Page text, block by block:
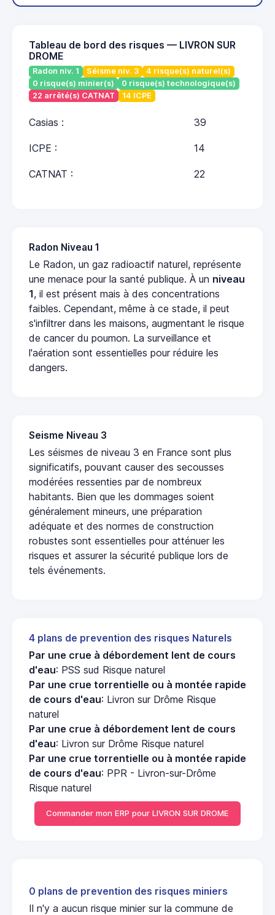
Tableau de bord des risques — LIVRON SUR
DROME
Radon niv. 1 Séisme niv. 3
4 risque(s) naturel(s)
0 risque(s) minier(s)
0 risque(s) technologique(s)
22 arrêté(s) CATNAT
14 ICPE
Casias : 39
ICPE : 14
CATNAT : 22
Radon Niveau 1
Le Radon, un gaz radioactif naturel, représente
une menace pour la santé publique. À un niveau
1, il est présent mais à des concentrations
faibles. Cependant, même à ce stade, il peut
s'infiltrer dans les maisons, augmentant le risque
de cancer du poumon. La surveillance et
l'aération sont essentielles pour réduire les
dangers.
Seisme Niveau 3
Les séismes de niveau 3 en France sont plus
significatifs, pouvant causer des secousses
modérées ressenties par de nombreux
habitants. Bien que les dommages soient
généralement mineurs, une préparation
adéquate et des normes de construction
robustes sont essentielles pour atténuer les
risques et assurer la sécurité publique lors de
tels événements.
4 plans de prevention des risques Naturels
Par une crue à débordement lent de cours
d'eau: PSS sud Risque naturel
Par une crue torrentielle ou à montée rapide
de cours d'eau: Livron sur Drôme Risque
naturel
Par une crue à débordement lent de cours
d'eau: Livron sur Drôme Risque naturel
Par une crue torrentielle ou à montée rapide
de cours d'eau: PPR - Livron-sur-Drôme
Risque naturel
Commander mon ERP pour LIVRON SUR DROME
0 plans de prevention des risques miniers
Il n'y a aucun risque minier sur la commune de